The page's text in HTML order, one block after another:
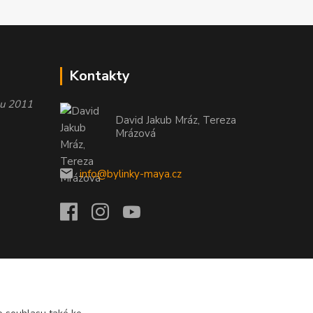
2011
Kontakty
David Jakub Mráz, Tereza
Mrázová
info@bylinky-maya.cz